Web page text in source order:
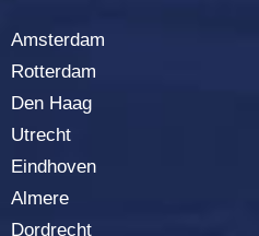
Amsterdam
Rotterdam
Den Haag
Utrecht
Eindhoven
Almere
Dordrecht